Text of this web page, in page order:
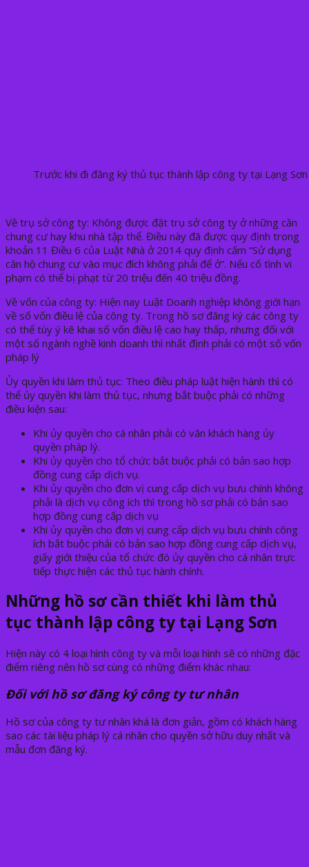
Trước khi đi đăng ký thủ tục thành lập công ty tại Lạng
Về trụ sở công ty: Không được đặt trụ sở công ty ở những căn
chung cư hay khu nhà tập thể. Điều này đã được quy định trong
khoản 11 Điều 6 của Luật Nhà ở 2014 quy định cấm “Sử dụng
căn hộ chung cư vào mục đích không phải để ở”. Nếu cố tình vi
phạm có thể bị phạt từ 20 triệu đến 40 triệu đồng.
Về vốn của công ty: Hiện nay Luật Doanh nghiệp không giới hạn
về số vốn điều lệ của công ty. Trong hồ sơ đăng ký các công ty
có thể tùy ý kê khai số vốn điều lệ cao hay thấp, nhưng đối với
một số ngành nghề kinh doanh thì nhất định phải có một số vốn
pháp lý
Ủy quyền khi làm thủ tục: Theo điều pháp luật hiện hành thì có
thể ủy quyền khi làm thủ tục, nhưng bắt buộc phải có những
điều kiện sau:
Khi ủy quyền cho cá nhân phải có văn khách hàng ủy
quyền pháp lý.
Khi ủy quyền cho tổ chức bắt buộc phải có bản sao hợp
đồng cung cấp dịch vụ.
Khi ủy quyền cho đơn vị cung cấp dịch vụ bưu chính không
phải là dịch vụ công ích thì trong hồ sơ phải có bản sao
hợp đồng cung cấp dịch vụ
Khi ủy quyền cho đơn vị cung cấp dịch vụ bưu chính công
ích bắt buộc phải có bản sao hợp đồng cung cấp dịch vụ,
giấy giới thiệu của tổ chức đó ủy quyền cho cá nhân trực
tiếp thực hiện các thủ tục hành chính.
Những hồ sơ cần thiết khi làm thủ
tục thành lập công ty tại Lạng Sơn
Hiện này có 4 loại hình công ty và mỗi loại hình sẽ có những đặc
điểm riêng nên hồ sơ cùng có những điểm khác nhau:
Đối với hồ sơ đăng ký công ty tư nhân
Hồ sơ của công ty tư nhân khá là đơn giản, gồm có khách hàng
sao các tài liệu pháp lý cá nhân cho quyền sở hữu duy nhất và
mẫu đơn đăng ký.